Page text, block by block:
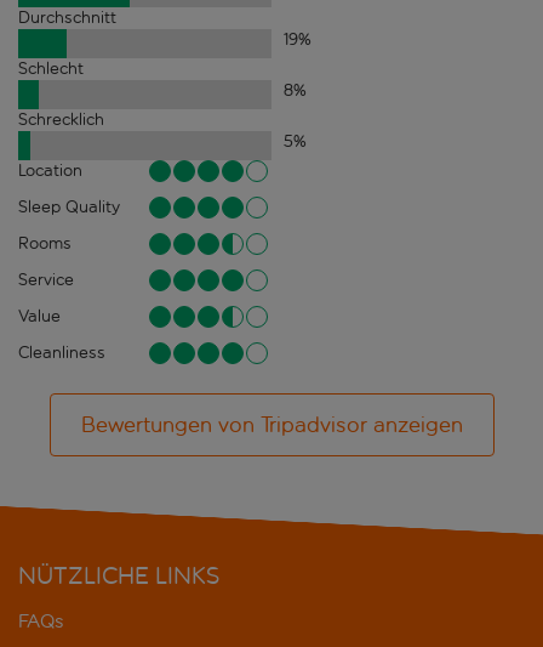
Durchschnitt
19%
Schlecht
8%
Schrecklich
5%
Location
Sleep Quality
Rooms
Service
Value
Cleanliness
Bewertungen von Tripadvisor anzeigen
NÜTZLICHE LINKS
FAQs